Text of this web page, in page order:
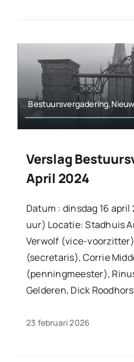
Verslag
April 2024
Datum : dinsdag 16
uur) Locatie: Stadhuis
Verwolf (vice-
(secretaris), Corrie
(penningmeester),
Gelderen, Dick
23 februari 2026